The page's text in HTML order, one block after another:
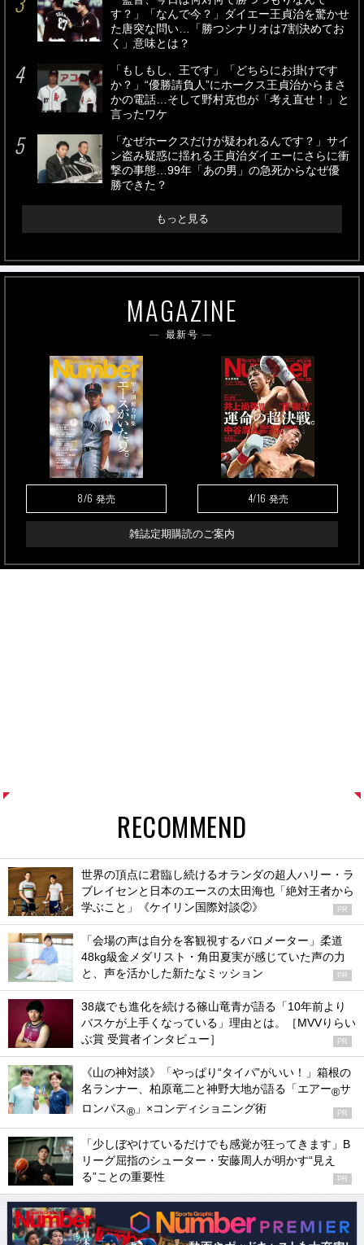
す？」「なんで今？」ダイエー王貞治を驚かせ
た唐突な問い…「勝つシナリオは7割決めてお
く」意味とは？
「もしもし、王です」「どちらにお掛けです
か？」“優勝請負人”にホークス王貞治からまさ
かの電話…そして野村克也が「考え直せ！」と
言ったワケ
「なぜホークスだけが疑われるんです？」サイ
ン盗み疑惑に揺れる王貞治ダイエーにさらに衝
撃の事態…99年「あの男」の急死からなぜ優
勝できた？
もっと見る
MAGAZINE
最新号
8/6 発売 4/16 発売
雑誌定期購読のご案内
RECOMMEND
世界の頂点に君臨し続けるオランダの超人ハリー・ラ
ブレイセンと日本のエースの太田海也「絶対王者から
学ぶこと」《ケイリン国際対談②》
PR
「会場の声は自分を客観視するバロメーター」柔道
48kg級金メダリスト・角田夏実が感じていた声の力
と、声を活かした新たなミッション
PR
38歳でも進化を続ける篠山竜青が語る「10年前より
バスケが上手くなっている」理由とは。［MVVりらい
ぶ賞 受賞者インタビュー］
PR
《山の神対談》「やっぱり“タイパ”がいい！」箱根の
名ランナー、柏原竜二と神野大地が語る「エアー®サ
ロンパス® 」×コンディショニング術 PR
「少しぼやけているだけでも感覚が狂ってきます」B
リーグ屈指のシューター・安藤周人が明かす“見え
る”ことの重要性
PR